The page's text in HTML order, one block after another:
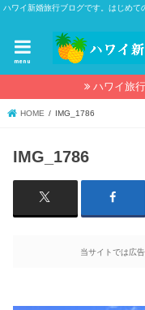
ハワイ新婚旅行ブログです。はじめ
menu
ハワイ旅
HOME IMG_1786
IMG_1786
当サイトでは広